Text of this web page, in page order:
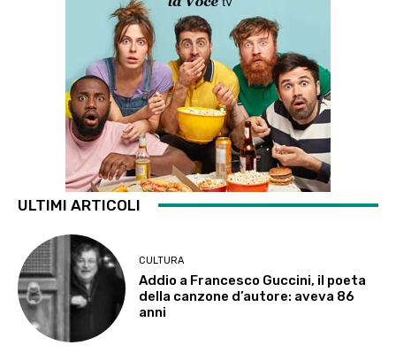
ULTIMI ARTICOLI
CULTURA
Addio a Francesco Guccini, il poeta
della canzone d’autore: aveva 86
anni